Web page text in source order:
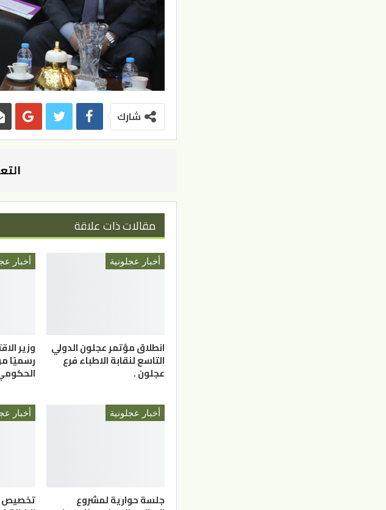
شارك
مقالات ذات علاقة
أخبار عجلونية
انطلاق مؤتمر عجلون الدولي
التاسع لنقابة الاطباء فرع
عجلون .
أخبار
وزير
رسميًا
أخبار عجلونية
جلسة حوارية لمشروع
أخبار
تخصيص